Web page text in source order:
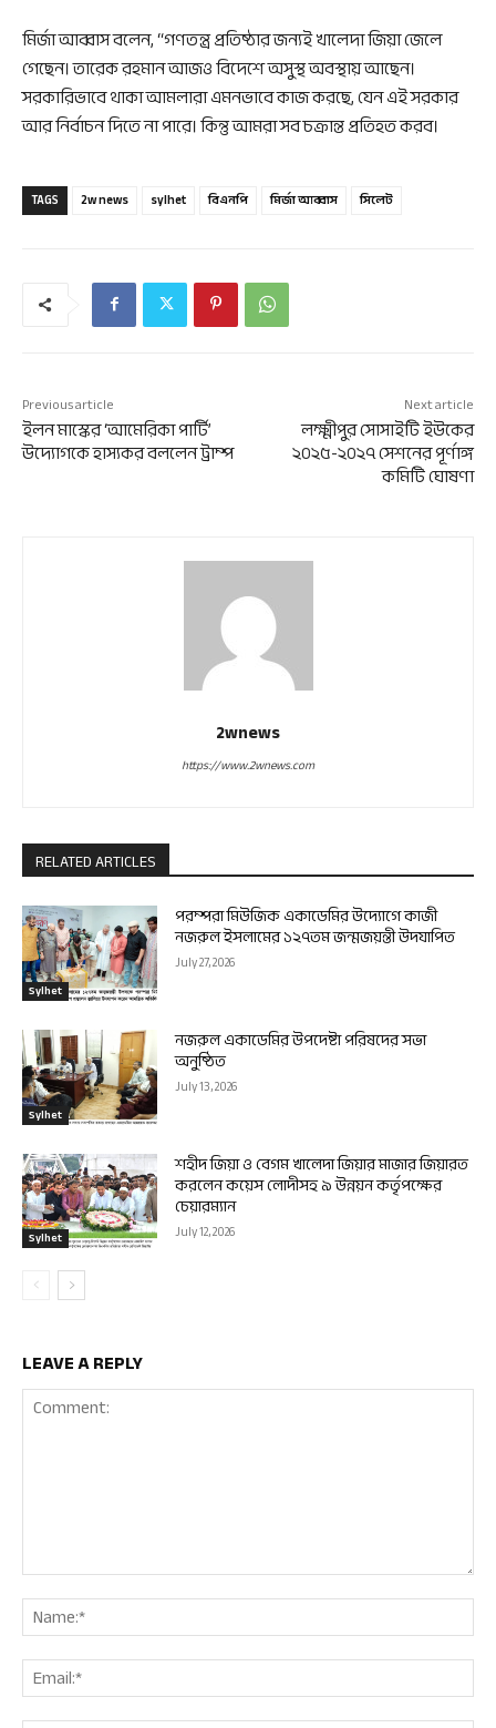
মির্জা আব্বাস বলেন, “গণতন্ত্র প্রতিষ্ঠার জন্যই খালেদা জিয়া জেলে
গেছেন। তারেক রহমান আজও বিদেশে অসুস্থ অবস্থায় আছেন।
সরকারিভাবে থাকা আমলারা এমনভাবে কাজ করছে, যেন এই সরকার
আর নির্বাচন দিতে না পারে। কিন্তু আমরা সব চক্রান্ত প্রতিহত করব।
TAGS 2w news sylhet বিএনপি মির্জা আব্বাস সিলেট
Previous article
ইলন মাস্কের ‘আমেরিকা পার্টি’
উদ্যোগকে হাস্যকর বললেন ট্রাম্প
Next article
লক্ষ্মীপুর সোসাইটি ইউকের
২০২৫-২০২৭ সেশনের পূর্ণাঙ্গ
কমিটি ঘোষণা
2wnews
https://www.2wnews.com
RELATED ARTICLES
Sylhet
পরম্পরা মিউজিক একাডেমির উদ্যোগে কাজী
নজরুল ইসলামের ১২৭তম জন্মজয়ন্তী উদযাপিত
July 27, 2026
Sylhet
নজরুল একাডেমির উপদেষ্টা পরিষদের সভা
অনুষ্ঠিত
July 13, 2026
Sylhet
শহীদ জিয়া ও বেগম খালেদা জিয়ার মাজার জিয়ারত
করলেন কয়েস লোদীসহ ৯ উন্নয়ন কর্তৃপক্ষের
চেয়ারম্যান
July 12, 2026
LEAVE A REPLY